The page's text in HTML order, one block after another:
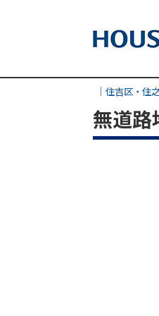
｜住吉区・住
無道路